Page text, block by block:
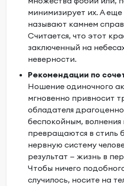
минимизирует их. А
называют камнем
Считается, что этот
заключенный на
неверности.
Рекомендации по
Ношение одиночного
мгновенно привносит
обладателя
беспокойным, волнения
превращаются в стиль
нервную систему
результат — жизнь в
Чтобы ничего
случилось, носите на